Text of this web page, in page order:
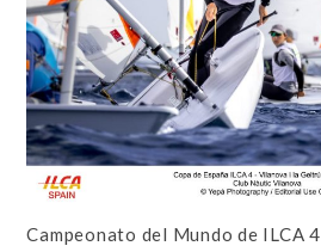
Campeonato del Mundo de ILCA 4